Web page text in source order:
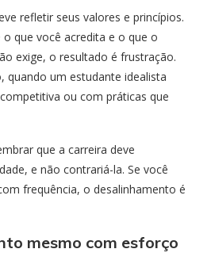
refletir seus valores e princípios.
que você acredita e o que o
exige, o resultado é frustração.
quando um estudante idealista
ou com práticas que
que a carreira deve
e não contrariá-la. Se você
frequência, o desalinhamento é
mesmo com esforço